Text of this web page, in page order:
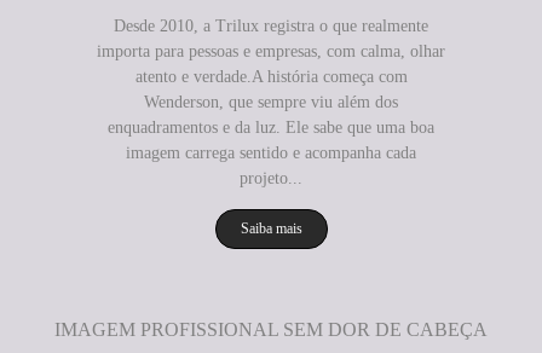
Desde 2010, a Trilux registra o que realmente
importa para pessoas e empresas, com calma, olhar
atento e verdade.A história começa com
Wenderson, que sempre viu além dos
enquadramentos e da luz. Ele sabe que uma boa
imagem carrega sentido e acompanha cada
projeto...
Saiba mais
IMAGEM PROFISSIONAL SEM DOR DE CABEÇA